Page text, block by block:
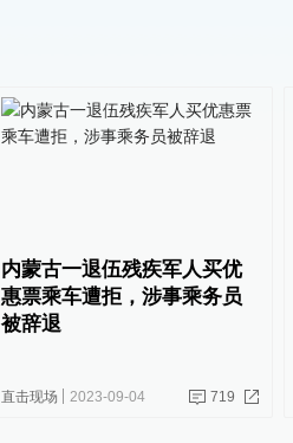
内蒙古一退伍残疾军人买优
惠票乘车遭拒，涉事乘务员
被辞退
直击现场 2023-09-04 719